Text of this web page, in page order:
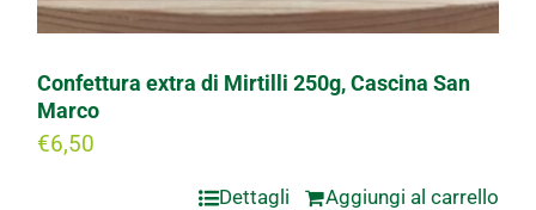
Confettura extra di Mirtilli 250g, Cascina San
Marco
€6,50
Aggiungi al carrello
Dettagli